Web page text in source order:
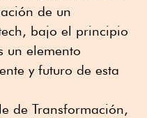
de un
bajo el principio
un elemento
y futuro de esta
de Transformación,